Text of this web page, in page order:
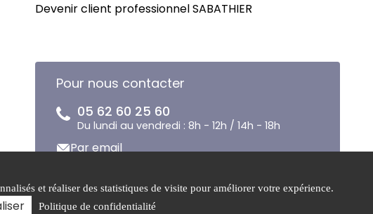
Devenir client professionnel SABATHIER
Pour nous contacter
05 62 60 25 60
Du lundi au vendredi : 8h - 12h / 14h - 18h
Par email
Mentions
légales
Gestion des
et réaliser des statistiques de visite pour améliorer votre expérience.
Politique de confidentialité